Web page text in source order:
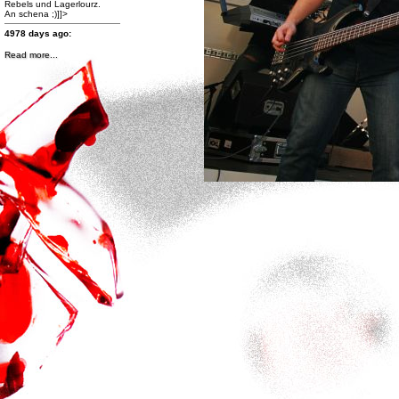
Rebels und Lagerlourz.
An schena ;)]]>
4978 days ago:
http://www.facebook.com/photo.php?
fbid=470360529667508&set=a.470360309667530.99259.167251836645047&type=1&theater
Band des Jahres 2012
Klick bei Galaxy Rainbow
auf "GefÃ¤llt mir!" und
gewinne Preise im Wert von
fast 500 Euro!
Hier abstimmen Ã¼ber die
Band des Jahres 2012 und
Preise im Wert von fast 500
Euro gewinnen! Und nicht
vergessen: auch GALAXY
RAINBOW liken!!!]]>
4991 days ago:
http://www.facebook.com/events/400410023361129/
Read more...